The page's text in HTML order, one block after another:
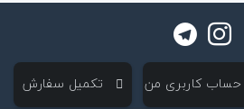
‌ حساب کاربری من ‌ تکمیل سفارش